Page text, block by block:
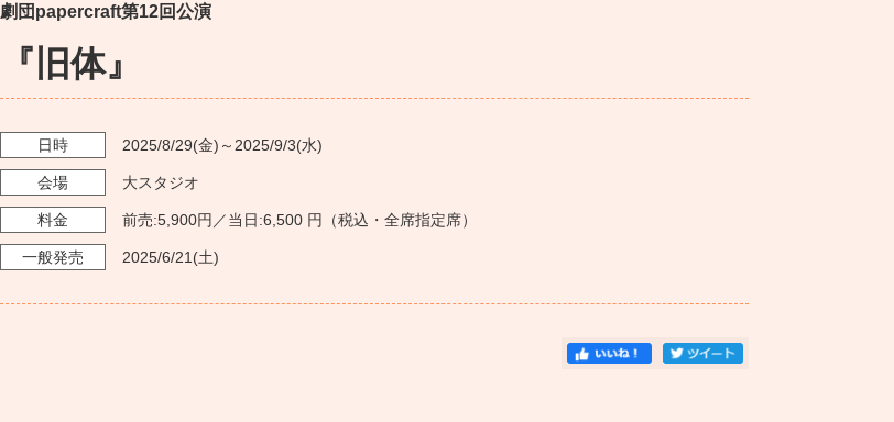
劇団papercraft第12回公演
『旧体』
日時 2025/8/29(金)～ 2025/9/3(水)
会場 大スタジオ
料金 前売:5,900円／当日:6,500 円（税込・全席指定席）
一般発売 2025/6/21 (土)